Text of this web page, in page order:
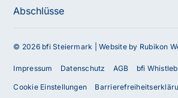
Abschlüsse
© 2026 bfi Steiermark |Website by Rubikon
Impressum Datenschutz AGB bfi
Cookie Einstellungen